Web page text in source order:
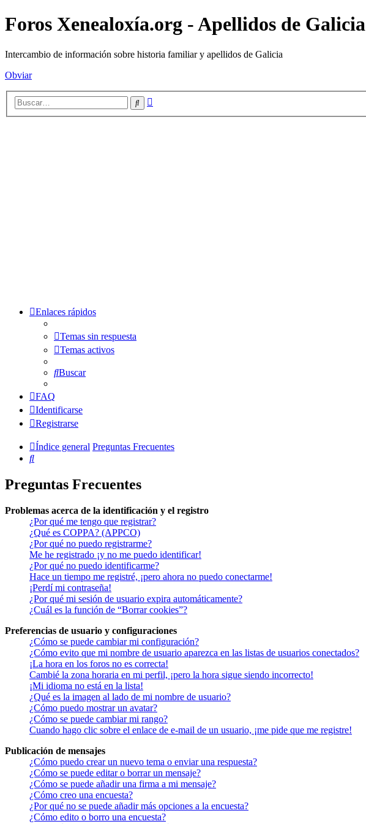
Foros Xenealoxía.org - Apellidos de Galicia
Intercambio de información sobre historia familiar y apellidos de Galicia
Obviar
Buscar
Enlaces rápidos
Temas sin respuesta
Temas activos
Buscar
FAQ
Identificarse
Registrarse
Índice general Preguntas Frecuentes
Buscar
Preguntas Frecuentes
Problemas acerca de la identificación y el registro
¿Por qué me tengo que registrar?
¿Qué es COPPA? (APPCO)
¿Por qué no puedo registrarme?
Me he registrado ¡y no me puedo identificar!
¿Por qué no puedo identificarme?
Hace un tiempo me registré, ¡pero ahora no puedo conectarme!
¡Perdí mi contraseña!
¿Por qué mi sesión de usuario expira automáticamente?
¿Cuál es la función de “Borrar cookies”?
Preferencias de usuario y configuraciones
¿Cómo se puede cambiar mi configuración?
¿Cómo evito que mi nombre de usuario aparezca en las listas de usuarios conectados?
¡La hora en los foros no es correcta!
Cambié la zona horaria en mi perfil, ¡pero la hora sigue siendo incorrecto!
¡Mi idioma no está en la lista!
¿Qué es la imagen al lado de mi nombre de usuario?
¿Cómo puedo mostrar un avatar?
¿Cómo se puede cambiar mi rango?
Cuando hago clic sobre el enlace de e-mail de un usuario, ¡me pide que me registre!
Publicación de mensajes
¿Cómo puedo crear un nuevo tema o enviar una respuesta?
¿Cómo se puede editar o borrar un mensaje?
¿Cómo se puede añadir una firma a mi mensaje?
¿Cómo creo una encuesta?
¿Por qué no se puede añadir más opciones a la encuesta?
¿Cómo edito o borro una encuesta?